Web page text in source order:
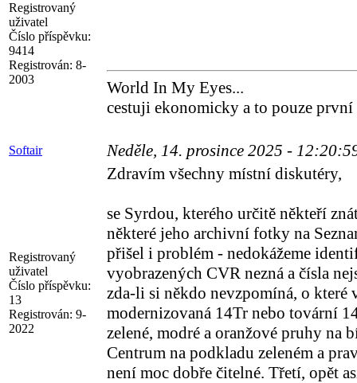
Registrovaný
uživatel
Číslo příspěvku:
9414
Registrován: 8-
2003
World In My Eyes...
cestuji ekonomicky a to pouze
Softair Neděle, 14. prosince 2025 -
Registrovaný
uživatel
Číslo příspěvku:
13
Registrován: 9-
2022
Zdravím všechny místní diskutéry,
se Syrdou, kterého určitě někteří
některé jeho archivní fotky na
přišel i problém - nedokážeme
vyobrazených CVR nezná a čísla
zda-li si někdo nevzpomíná, o
modernizovaná 14Tr nebo tovární
zelené, modré a oranžové pruhy na
Centrum na podkladu zeleném a
není moc dobře čitelné. Třetí, opět